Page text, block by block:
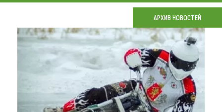
Что привезти (сувениры)
О регионе
Коллекция впечатлений
Другие рубрики
АРХИВ НОВОСТЕЙ